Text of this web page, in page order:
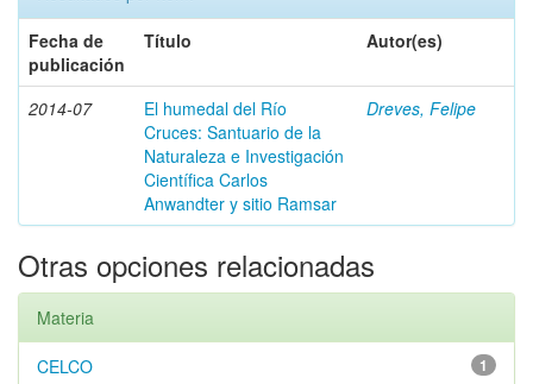
Fecha de
publicación
Título Autor(es)
2014-07
El humedal del Río
Cruces: Santuario de la
Naturaleza e Investigación
Científica Carlos
Anwandter y sitio Ramsar
Dreves, Felipe
Otras opciones relacionadas
Materia
1
CELCO